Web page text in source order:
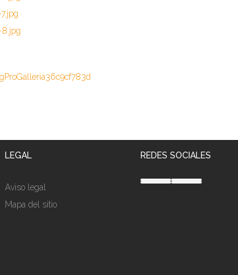
LEGAL
Aviso legal
Mapa del sitio
REDES SOCIALES